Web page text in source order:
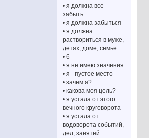
• я должна все
забыть
• я должна забыться
• я должна
раствориться в муже,
детях, доме, семье
• 6
• я не имею значения
• я - пустое место
• зачем я?
• какова моя цель?
• я устала от этого
вечного круговорота
• я устала от
водоворота событий,
дел, занятей